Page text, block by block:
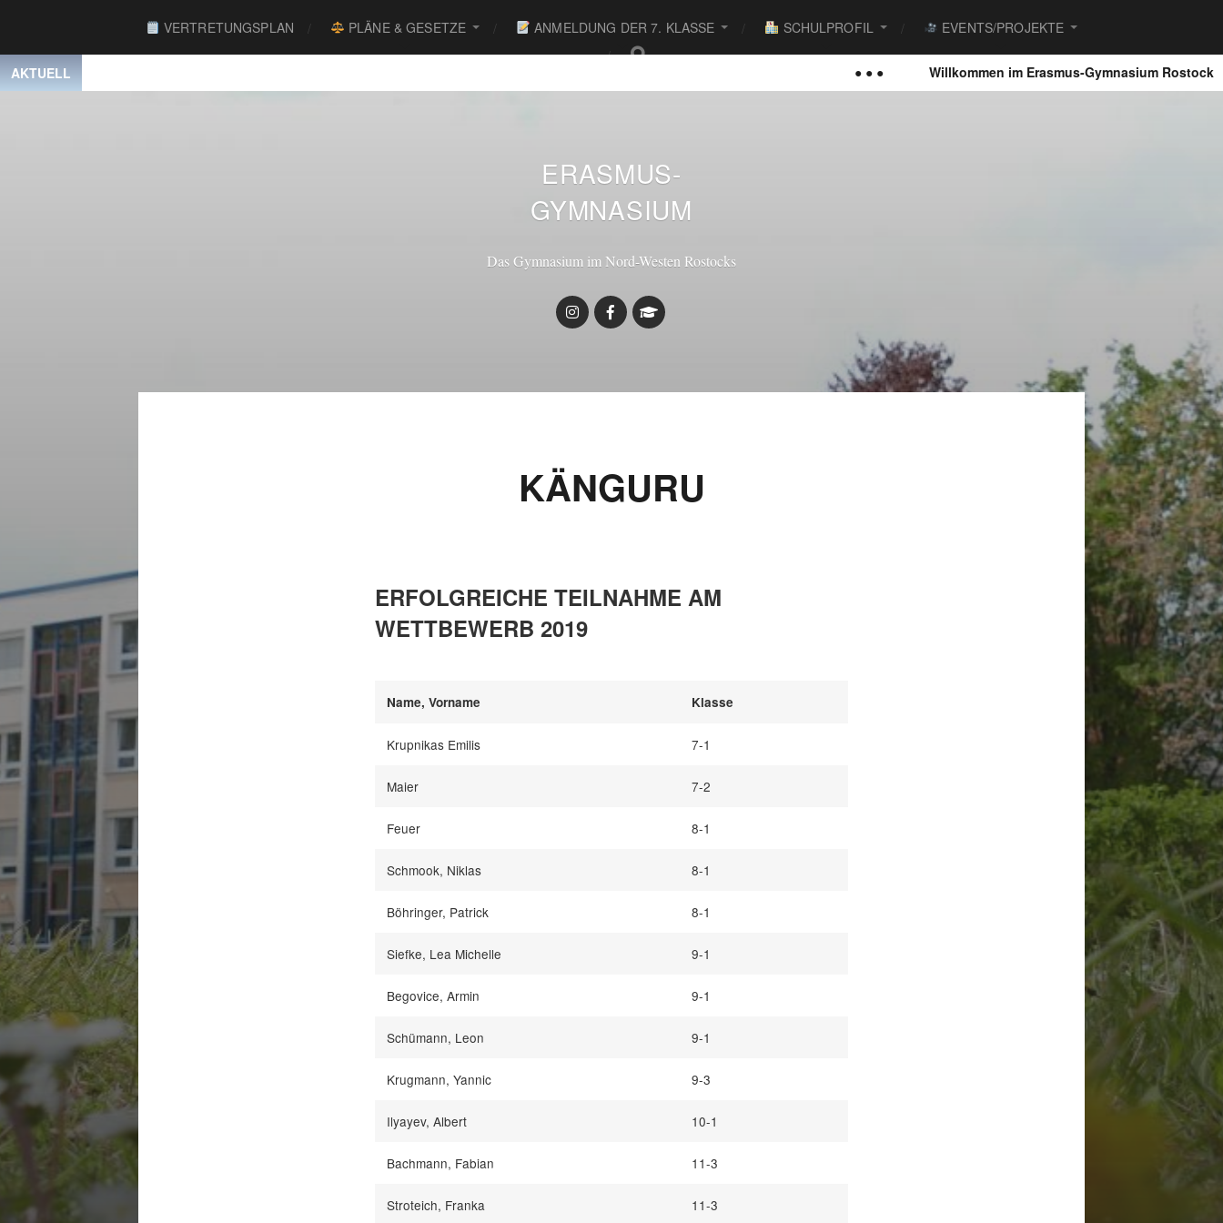
VERTRETUNGSPLAN PLÄNE & GESETZE ANMELDUNG DER 7. KLASSE SCHULPROFIL EVENTS/PROJEKTE
AKTUELL Willkommen im Erasmus-Gymnasium Rostock
ERASMUS-
GYMNASIUM
Das Gymnasium im Nord-Westen Rostocks
KÄNGURU
ERFOLGREICHE TEILNAHME AM
WETTBEWERB 2019
Name, Vorname Klasse
Krupnikas Emilis 7-1
Maier 7-2
Feuer 8-1
Schmook, Niklas 8-1
Böhringer, Patrick 8-1
Siefke, Lea Michelle 9-1
Begovice, Armin 9-1
Schümann, Leon 9-1
Krugmann, Yannic 9-3
Ilyayev, Albert 10-1
Bachmann, Fabian 11-3
Stroteich, Franka 11-3